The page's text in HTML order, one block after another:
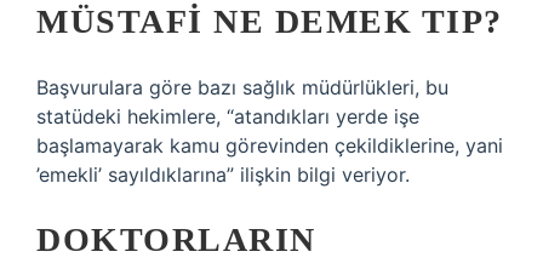
MÜSTAFI NE DEMEK TIP?
Başvurulara göre bazı sağlık müdürlükleri, bu
statüdeki hekimlere, “atandıkları yerde işe
başlamayarak kamu görevinden çekildiklerine, yani
’emekli’ sayıldıklarına” ilişkin bilgi veriyor.
DOKTORLARIN